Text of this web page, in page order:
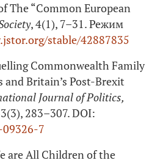
The “Common European
, 4(1), 7–31. Режим
stable/42887835
Commonwealth Family
Britain’s Post-Brexit
Journal of Politics,
283–307. DOI:
09326-7
are All Children of the